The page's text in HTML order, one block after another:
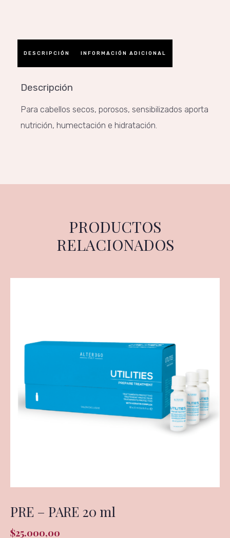
DESCRIPCIÓN INFORMACIÓN ADICIONAL
Descripción
Para cabellos secos, porosos, sensibilizados aporta
nutrición, humectación e hidratación.
PRODUCTOS
RELACIONADOS
PRE – PARE 20 ml
$25.000,00